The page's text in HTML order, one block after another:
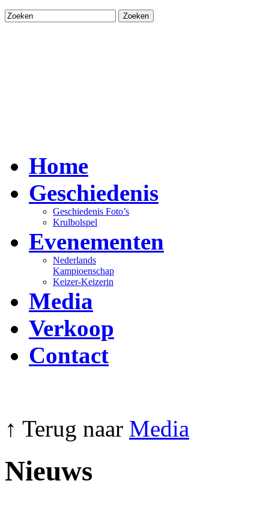
Zoeken
Home
Geschiedenis
Geschiedenis Foto’s
Krulbolspel
Evenementen
Nederlands
Kampioenschap
Keizer-Keizerin
Media
Verkoop
Contact
↑ Terug naar Media
Nieuws